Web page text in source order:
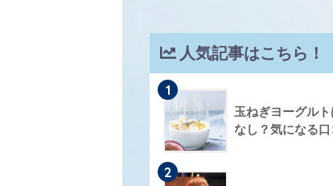
人気記事はこちら！
1
玉ねぎヨーグル
なし？気になる口
2